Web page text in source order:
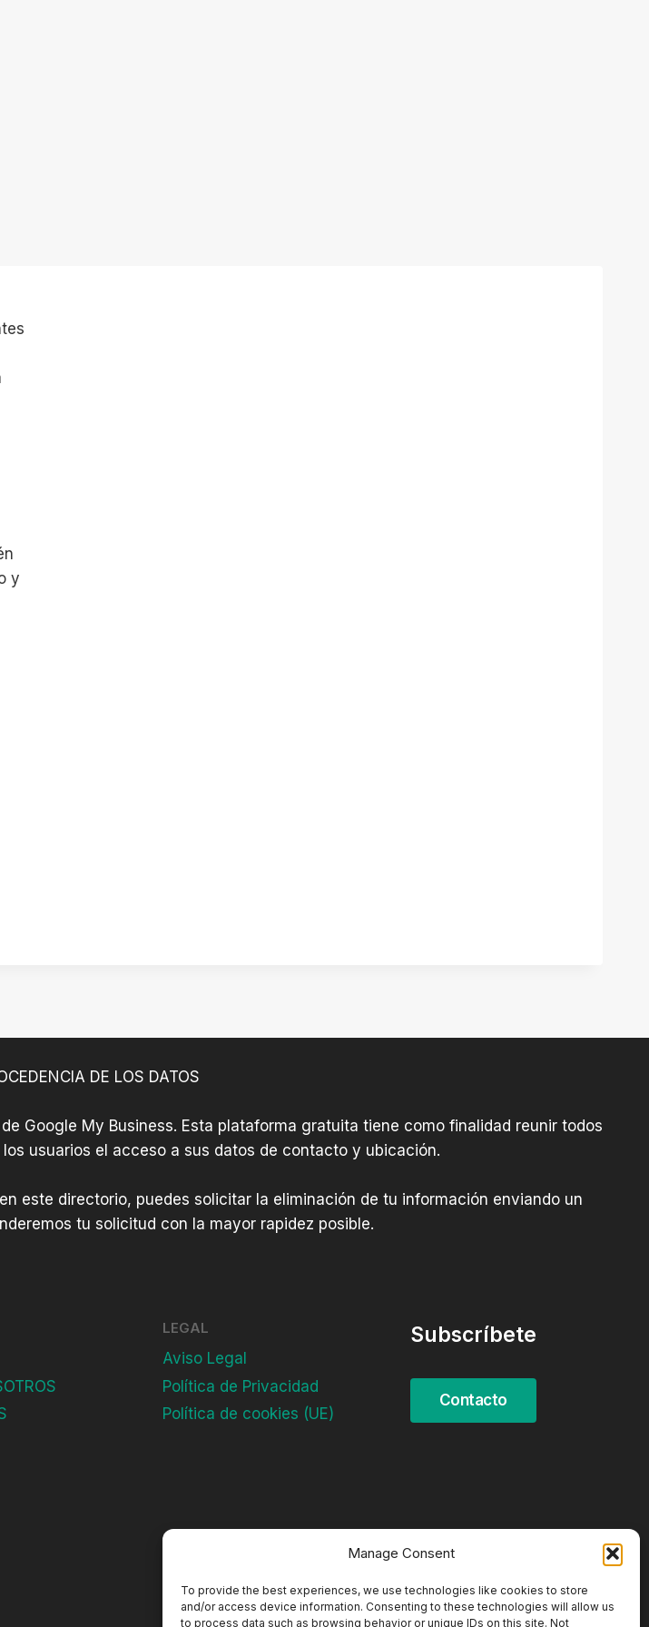
Manage Consent
To provide the best experiences, we use technologies like cookies to store
and/or access device information. Consenting to these technologies will allow us
to process data such as browsing behavior or unique IDs on this site. Not
y
DE LOS DATOS
Google My Business. Esta plataforma gratuita tiene como finalidad reunir todos
usuarios el acceso a sus datos de contacto y ubicación.
este directorio, puedes solicitar la eliminación de tu información enviando un
tu solicitud con la mayor rapidez posible.
LEGAL
Aviso Legal
Política de Privacidad
Política de cookies (UE)
Subscríbete